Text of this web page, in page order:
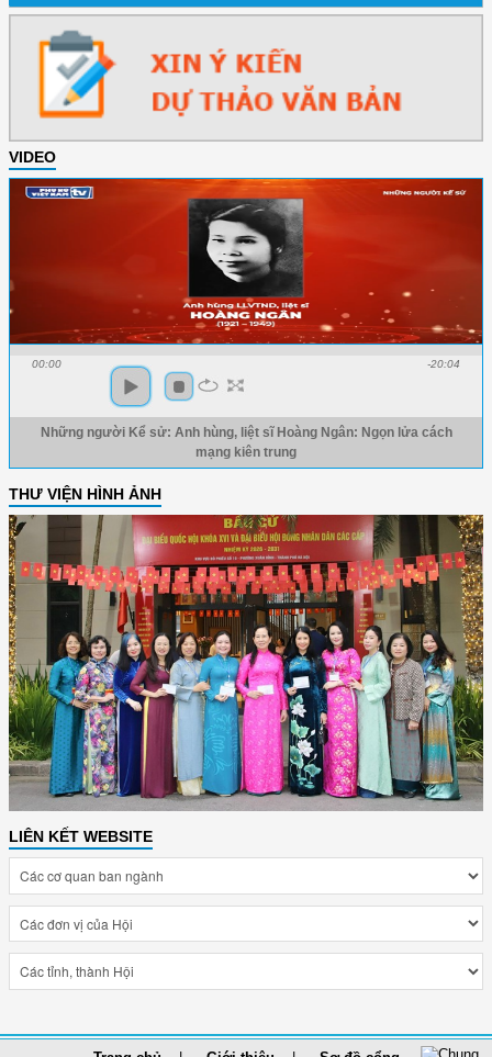
VIDEO
00:00 -20:04
Những người Kể sử: Anh hùng, liệt sĩ Hoàng Ngân: Ngọn lửa cách
mạng kiên trung
THƯ VIỆN HÌNH ẢNH
LIÊN KẾT WEBSITE